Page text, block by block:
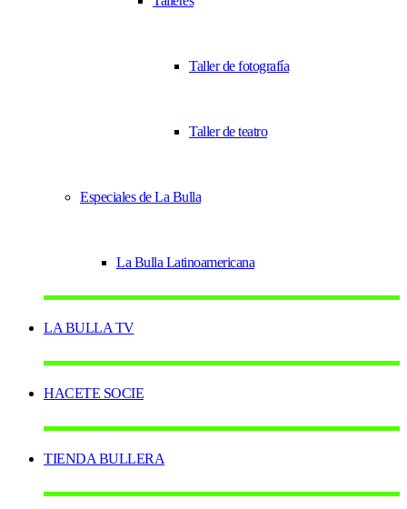
Taller de fotografía
Taller de teatro
Especiales de La Bulla
La Bulla Latinoamericana
LA BULLA TV
HACETE SOCIE
TIENDA BULLERA